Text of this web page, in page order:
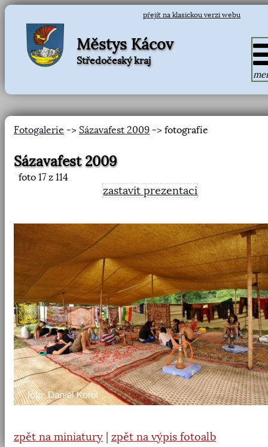
přejít na klasickou verzi webu
Městys Kácov
Středočeský kraj
Fotogalerie -> Sázavafest 2009 -> fotografie
Sázavafest 2009
foto 17 z 114
zastavit prezentaci
zpět na miniatury zpět na výpis fotoalb